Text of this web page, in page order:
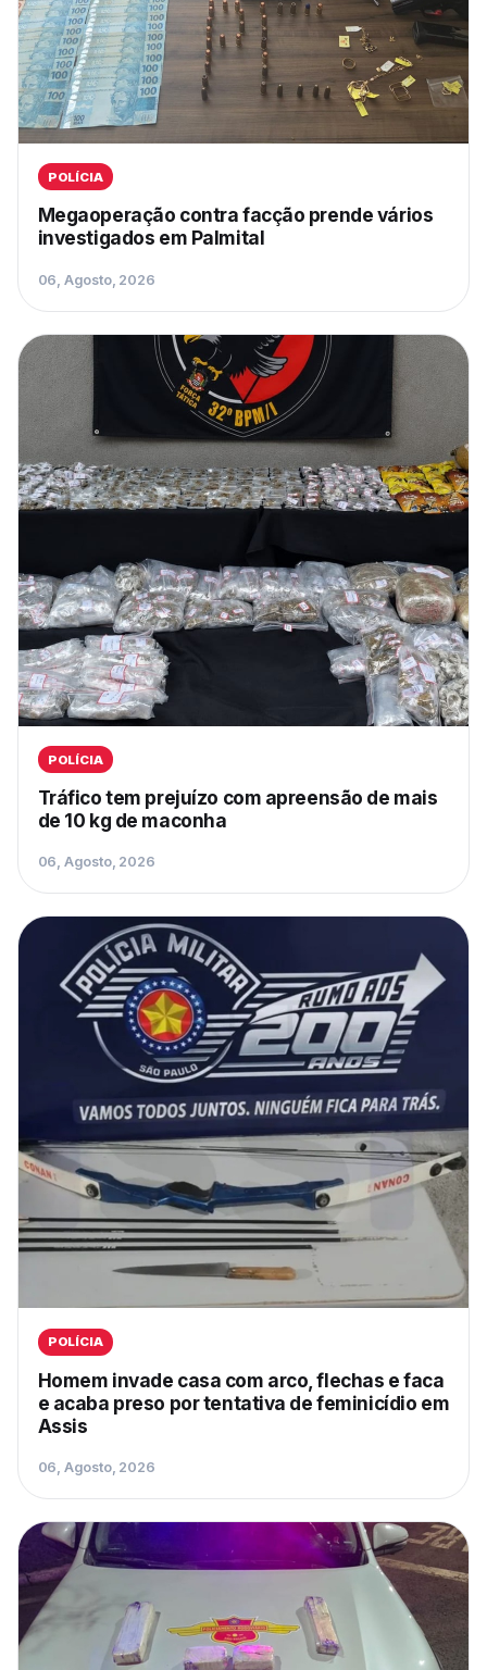
POLÍCIA
Megaoperação contra facção prende vários
investigados em Palmital
06, Agosto, 2026
POLÍCIA
Tráfico tem prejuízo com apreensão de mais
de 10 kg de maconha
06, Agosto, 2026
POLÍCIA
Homem invade casa com arco, flechas e faca
e acaba preso por tentativa de feminicídio em
Assis
06, Agosto, 2026